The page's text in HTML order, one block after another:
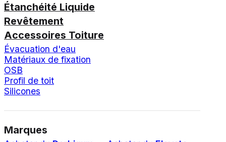
Étanchéité Liquide
Revêtement
Accessoires Toiture
Évacuation d'eau
Matériaux de fixation
OSB
Profil de toit
Silicones
Marques